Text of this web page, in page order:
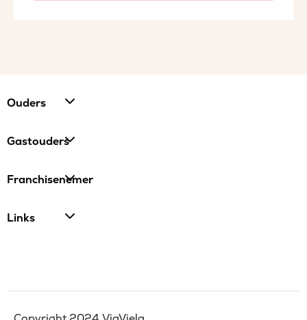
Ouders
Gastouders
Franchisenemer
Links